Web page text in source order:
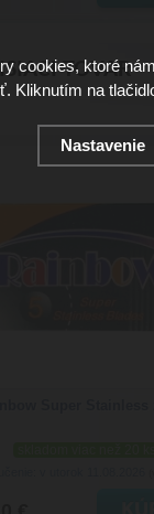
TOVAR
cookies, ktoré
Kliknutím na
Nastavenie